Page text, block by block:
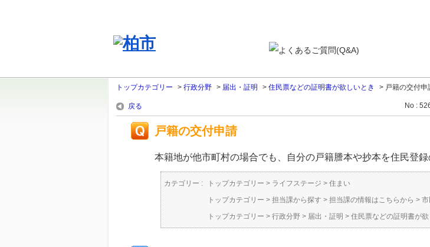
トップカテゴリー > 行政分野 > 届出・証明 > 住民票などの証明書が欲しいとき > 戸籍の交付申
戻る No :
戸籍の交付申請
本籍地が他市町村の場合でも、自分の戸籍謄本や抄本を住民登録
カテゴリー : トップカテゴリー > ライフステージ > 住まい
トップカテゴリー > 担当課から探す > 担当課の情報はこちらから >
トップカテゴリー > 行政分野 > 届出・証明 > 住民票などの証明書が欲